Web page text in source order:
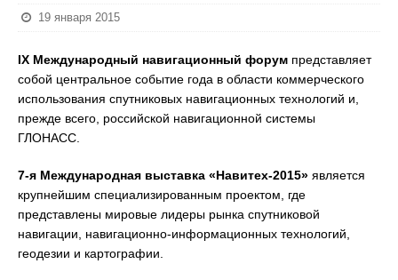
19 января 2015
IX Международный навигационный форум представляет
собой центральное событие года в области коммерческого
использования спутниковых навигационных технологий и,
прежде всего, российской навигационной системы
ГЛОНАСС.
7-я Международная выставка «Навитех-2015» является
крупнейшим специализированным проектом, где
представлены мировые лидеры рынка спутниковой
навигации, навигационно-информационных технологий,
геодезии и картографии.